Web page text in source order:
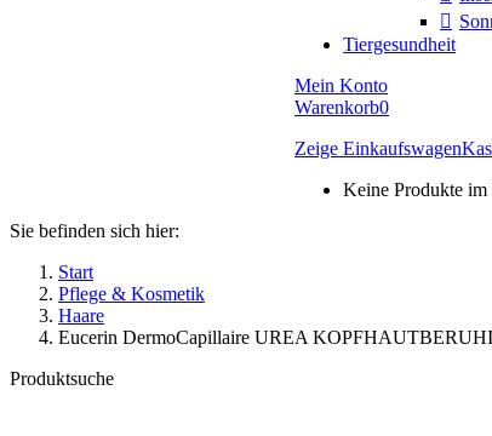
Tiergesundheit
Mein Konto
Warenkorb0
Zeige Einkaufswagen
Keine Produkte
Sie befinden sich hier:
Start
Pflege & Kosmetik
Haare
Eucerin DermoCapillaire UREA
Produktsuche